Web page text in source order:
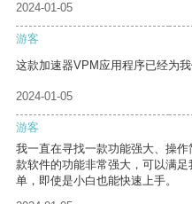
2024-01-05
游客
这款加速器VPM应用程序已经为
2024-01-05
游客
我一直在寻找一款功能强大、操
款软件的功能非常强大，可以满
单，即使是小白也能快速上手。